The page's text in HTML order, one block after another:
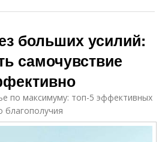
больших усилий:
самочувствие
по максимуму: топ-5 эффективных
благополучия